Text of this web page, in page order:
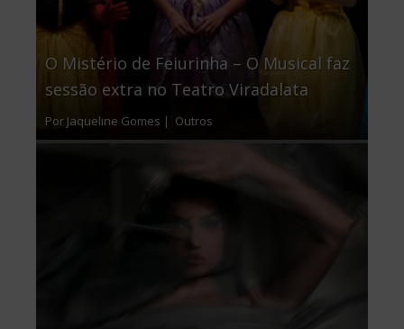
O Mistério de Feiurinha – O Musical faz
sessão extra no Teatro Viradalata
Por Jaqueline Gomes | Outros